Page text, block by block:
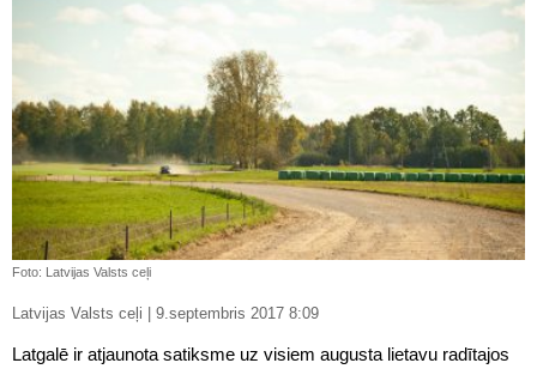
Foto: Latvijas Valsts ceļi
Latvijas Valsts ceļi | 9.septembris 2017 8:09
Latgalē ir atjaunota satiksme uz visiem augusta lietavu radītajos